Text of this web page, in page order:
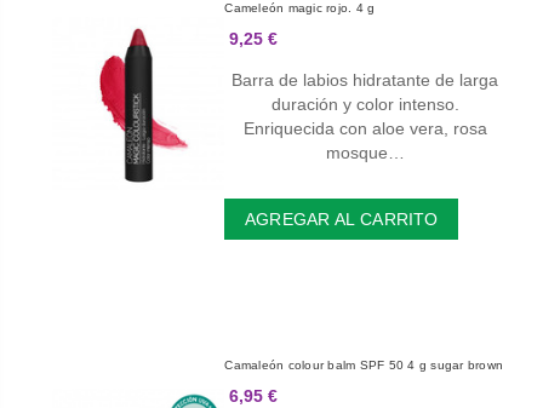
Cameleón magic rojo. 4 g
9,25 €
Barra de labios hidratante de larga
duración y color intenso.
Enriquecida con aloe vera, rosa
mosque…
AGREGAR AL CARRITO
Camaleón colour balm SPF 50 4 g sugar brown
6,95 €